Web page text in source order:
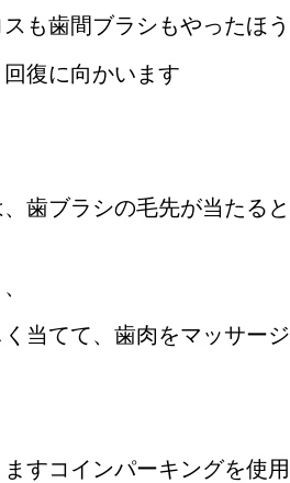
も歯間ブラシもやったほ
復に向かいます
歯ブラシの毛先が当たる
当てて、歯肉をマッサー
すコインパーキングを使